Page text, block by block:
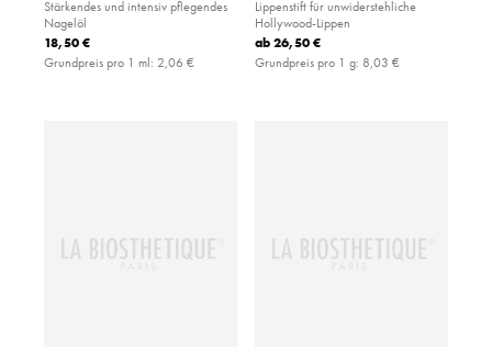
Stärkendes und intensiv pflegendes
Nagelöl
18,50 €
Grundpreis pro 1 ml: 2,06 €
Lippenstift für unwiderstehliche
Hollywood-Lippen
ab26,50 €
Grundpreis pro 1 g: 8,03 €